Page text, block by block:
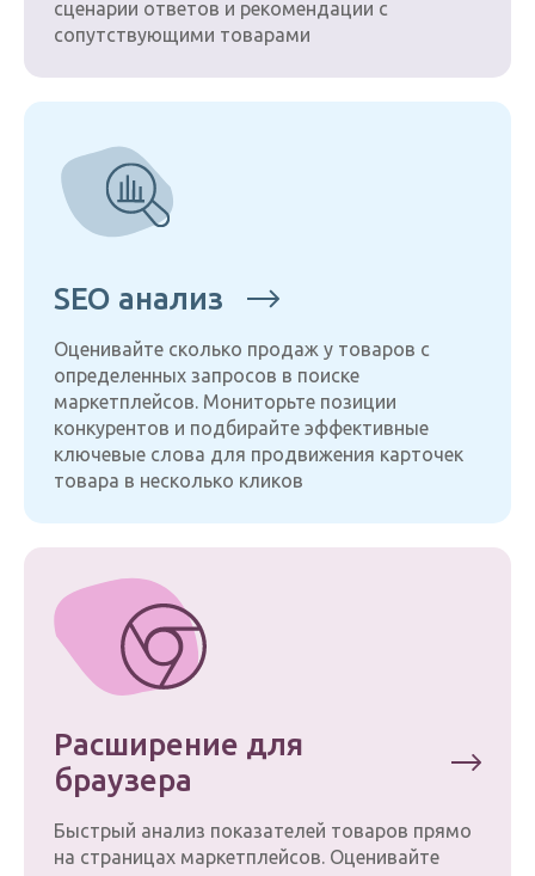
сценарии ответов и рекомендации с
сопутствующими товарами
SEO анализ
Оценивайте сколько продаж у товаров с
определенных запросов в поиске
маркетплейсов. Мониторьте позиции
конкурентов и подбирайте эффективные
ключевые слова для продвижения карточек
товара в несколько кликов
Расширение для
браузера
Быстрый анализ показателей товаров прямо
на страницах маркетплейсов. Оценивайте